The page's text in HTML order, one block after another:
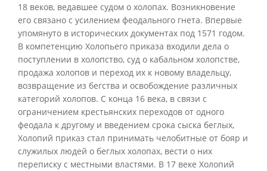
18 веков, ведавшее судом о холопах. Возникновение
его связано с усилением феодального гнета. Впервые
упомянуто в исторических документах под 1571 годом.
В компетенцию Холопьего приказа входили дела о
поступлении в холопство, суд о кабальном холопстве,
продажа холопов и переход их к новому владельцу,
возвращение из бегства и освобождение различных
категорий холопов. С конца 16 века, в связи с
ограничением крестьянских переходов от одного
феодала к другому и введением срока сыска беглых,
Холопий приказ стал принимать челобитные от бояр и
служилых людей о беглых холопах, вести о них
переписку с местными властями. В 17 веке Холопий